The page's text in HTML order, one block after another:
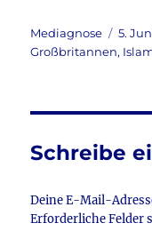
c
e
o
o
it
te l
Autor
Mediagnose
am
5.
Großbritannen,
Schreibe
Deine E-Mail-
Erforderliche Felder